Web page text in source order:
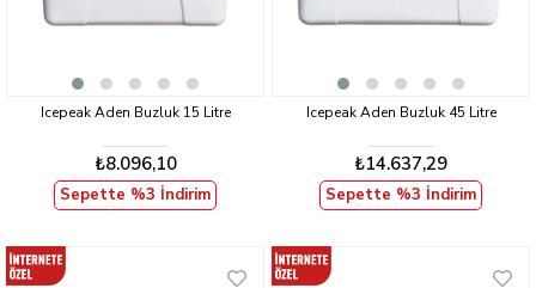
Icepeak Aden Buzluk 15 Litre
₺8.096,10
Sepette %3 İndirim
Icepeak Aden Buzluk 45 Litre
₺14.637,29
Sepette %3 İndirim